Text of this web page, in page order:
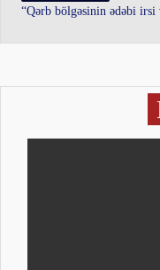
“Qərb bölgəsinin ədəbi irsi